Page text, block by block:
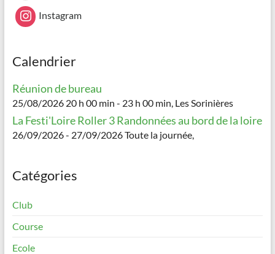
Instagram
Calendrier
Réunion de bureau
25/08/2026 20 h 00 min - 23 h 00 min, Les Sorinières
La Festi'Loire Roller 3 Randonnées au bord de la loire
26/09/2026 - 27/09/2026 Toute la journée,
Catégories
Club
Course
Ecole